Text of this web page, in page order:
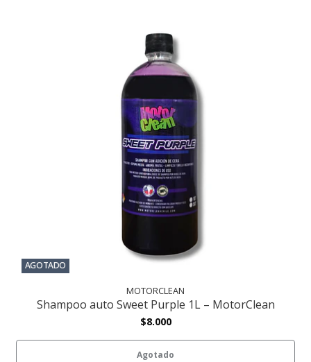
AGOTADO
MOTORCLEAN
Shampoo auto Sweet Purple 1L – MotorClean
$8.000
Agotado